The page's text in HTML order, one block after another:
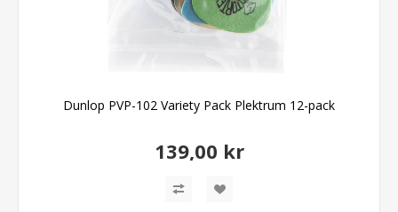
Dunlop PVP-102 Variety Pack Plektrum 12-pack
139,00 kr